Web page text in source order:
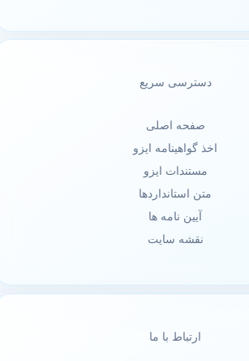
دسترسی سریع
صفحه اصلی
اخذ گواهینامه ایزو
مستندات ایزو
متن استانداردها
آیین نامه ها
نقشه سایت
ارتباط با ما